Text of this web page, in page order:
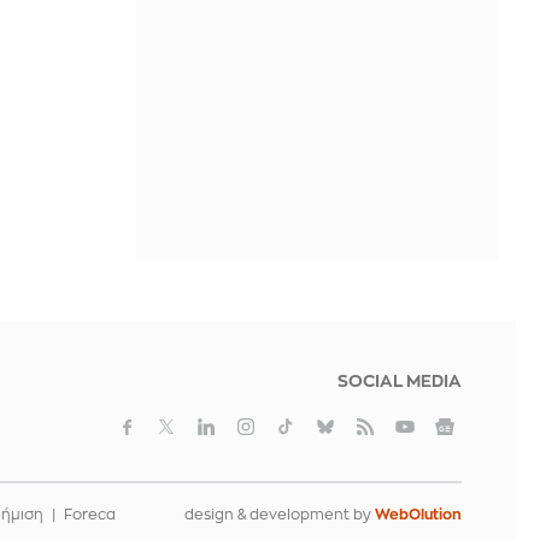
SOCIAL MEDIA
Foreca design & development by WebOlution